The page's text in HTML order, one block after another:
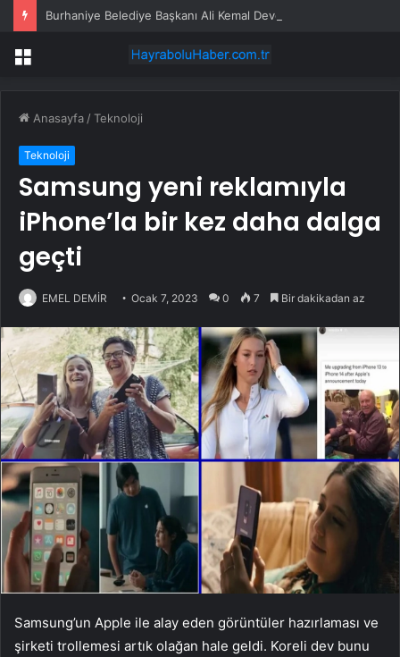
Menü
Anasayfa /Teknoloji
Teknoloji
Samsung yeni reklamıyla
iPhone’la bir kez daha dalga
geçti
EMEL DEMİR Ocak 7, 2023 0 7 Bir dakikadan az
Samsung’un Apple ile alay eden görüntüler hazırlaması ve
şirketi trollemesi artık olağan hale geldi. Koreli dev bunu